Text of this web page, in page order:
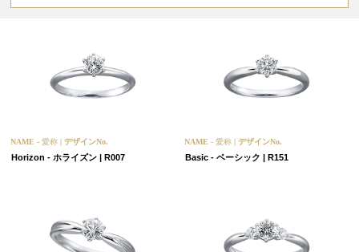
NAME -愛称 | デザインNo.
Horizon - ホライズン | R007
NAME -愛称 | デザインNo.
Basic - ベーシック | R151